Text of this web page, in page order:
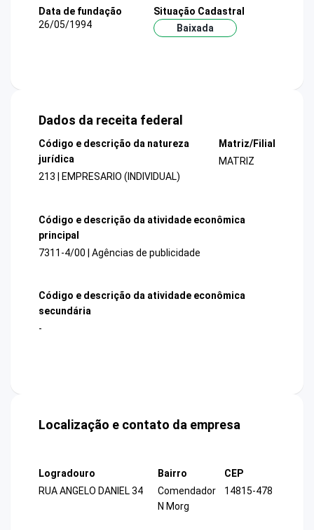
Data de fundação
26/05/1994
Situação Cadastral
Baixada
Dados da receita federal
Código e descrição da natureza
jurídica
213 | EMPRESARIO (INDIVIDUAL)
Matriz/Filial
MATRIZ
Código e descrição da atividade econômica
principal
7311-4/00 | Agências de publicidade
Código e descrição da atividade econômica
secundária
-
Localização e contato da empresa
Logradouro
RUA ANGELO DANIEL 34
Bairro
Comendador
N Morg
CEP
14815-478